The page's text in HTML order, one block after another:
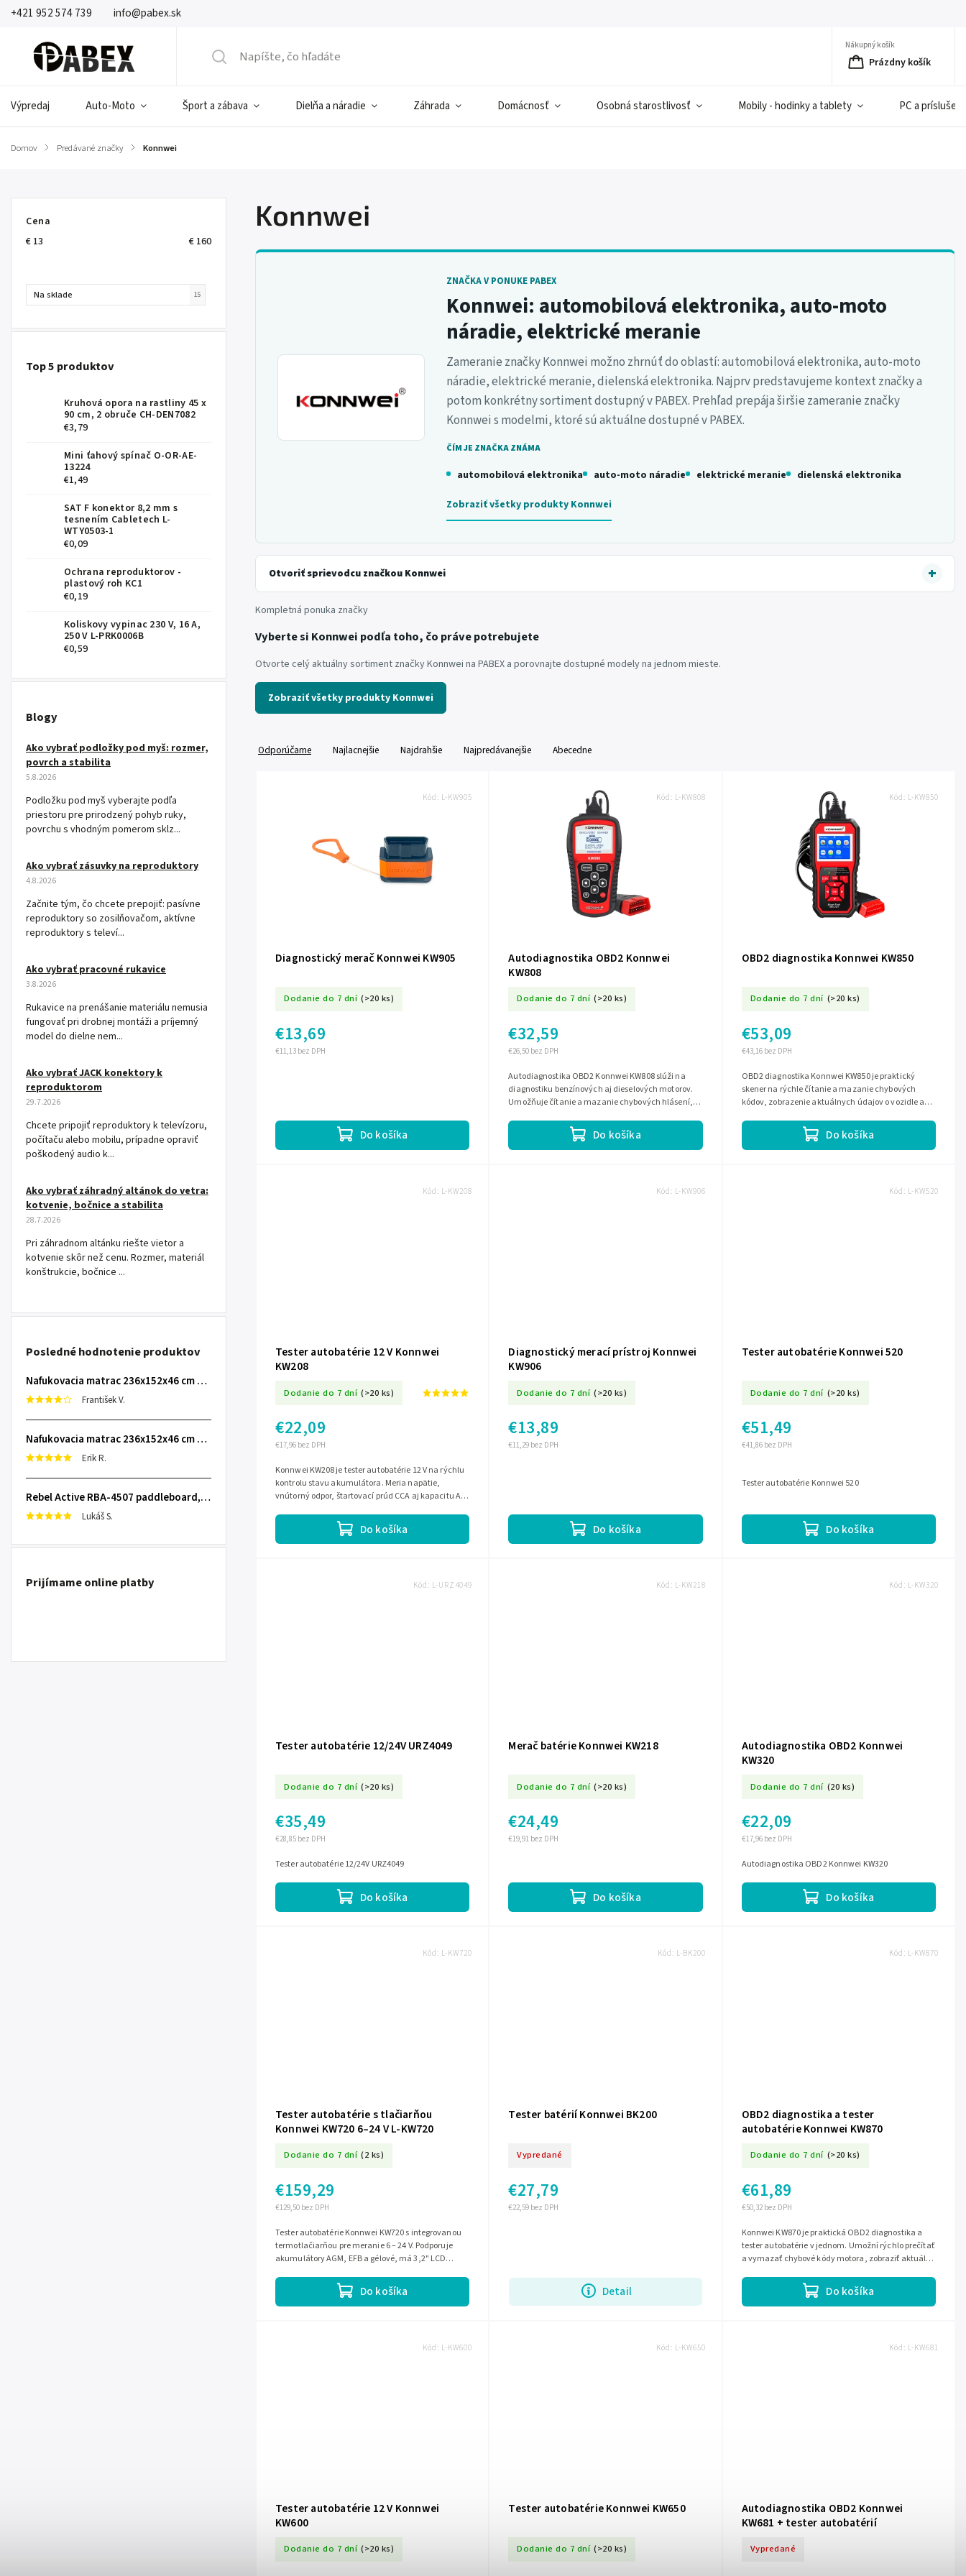
+421 952 574 739 info@pabex.sk
Nákupný košík
Prázdny košík
Výpredaj Auto-Moto Šport a zábava Dielňa a náradie Záhrada Domácnosť Osobná starostlivosť Mobily - hodinky a tablety PC a
Domov / Predávané značky / Konnwei
Cena
€ 13 € 160
Na sklade 15
Top 5 produktov
Kruhová opora na rastliny 45 x
90 cm, 2 obruče CH-DEN7082
€3,79
Mini ťahový spínač O-OR-AE-
13224
€1,49
SAT F konektor 8,2 mm s
tesnením Cabletech L-
WTY0503-1
€0,09
Ochrana reproduktorov -
plastový roh KC1
€0,19
Koliskovy vypinac 230 V, 16 A,
250 V L-PRK0006B
€0,59
Blogy
Ako vybrať podložky pod myš: rozmer,
povrch a stabilita
5.8.2026
Podložku pod myš vyberajte podľa
priestoru pre prirodzený pohyb ruky,
povrchu s vhodným pomerom sklz...
Ako vybrať zásuvky na reproduktory
4.8.2026
Začnite tým, čo chcete prepojiť: pasívne
reproduktory so zosilňovačom, aktívne
reproduktory s televí...
Ako vybrať pracovné rukavice
3.8.2026
Rukavice na prenášanie materiálu nemusia
fungovať pri drobnej montáži a príjemný
model do dielne nem...
Ako vybrať JACK konektory k
reproduktorom
29.7.2026
Chcete pripojiť reproduktory k televízoru,
počítaču alebo mobilu, prípadne opraviť
poškodený audio k...
Ako vybrať záhradný altánok do vetra:
kotvenie, bočnice a stabilita
28.7.2026
Pri záhradnom altánku riešte vietor a
kotvenie skôr než cenu. Rozmer, materiál
konštrukcie, bočnice ...
Posledné hodnotenie produktov
Nafukovacia matrac 236x152x46 cm so zabudovanou elektrickou pumpou INTEX 64448
František V.
Nafukovacia matrac 236x152x46 cm so zabudovanou elektrickou pumpou INTEX 64448
Erik R.
Rebel Active RBA-4507 paddleboard, 335 cm L-RBA-4507-OR
Lukáš S.
Prijímame online platby
Konnwei
ZNAČKA V PONUKE PABEX
Konnwei: automobilová elektronika, auto-moto
náradie, elektrické meranie
Zameranie značky Konnwei možno zhrnúť do oblastí: automobilová elektronika, auto-moto
náradie, elektrické meranie, dielenská elektronika. Najprv predstavujeme kontext značky a
potom konkrétny sortiment dostupný v PABEX. Prehľad prepája širšie zameranie značky
Konnwei s modelmi, ktoré sú aktuálne dostupné v PABEX.
ČÍM JE ZNAČKA ZNÁMA
automobilová elektronika auto-moto náradie elektrické meranie dielenská elektronika
Zobraziť všetky produkty Konnwei
Otvoriť sprievodcu značkou Konnwei
Kompletná ponuka značky
Vyberte si Konnwei podľa toho, čo práve potrebujete
Otvorte celý aktuálny sortiment značky Konnwei na PABEX a porovnajte dostupné modely na jednom mieste.
Zobraziť všetky produkty Konnwei
Odporúčame Najlacnejšie Najdrahšie Najpredávanejšie Abecedne
Diagnostický merač Konnwei KW905
Dodanie do 7 dní (>20 ks)
€11,13 bez DPH
€13,69
Do košíka
Kód: L-KW905
Autodiagnostika OBD2 Konnwei
KW808
Dodanie do 7 dní (>20 ks)
€26,50 bez DPH
€32,59
Do košíka
Autodiagnostika OBD2 Konnwei KW808 slúži na
diagnostiku benzínových aj dieselových motorov.
Umožňuje čítanie a mazanie chybových hlásení,
Kód: L-KW808
OBD2 diagnostika Konnwei KW850
Dodanie do 7 dní (>20 ks)
€43,16 bez DPH
€53,09
Do košíka
OBD2 diagnostika Konnwei KW850 je praktický
skener na rýchle čítanie a mazanie chybových
kódov, zobrazenie aktuálnych údajov o vozidle a
Kód: L-KW850
Tester autobatérie 12 V Konnwei
KW208
Dodanie do 7 dní (>20 ks)
€17,96 bez DPH
€22,09
Do košíka
Konnwei KW208 je tester autobatérie 12 V na rýchlu
kontrolu stavu akumulátora. Meria napätie,
vnútorný odpor, štartovací prúd CCA aj kapacitu Ah
Kód: L-KW208
Diagnostický merací prístroj Konnwei
KW906
Dodanie do 7 dní (>20 ks)
€11,29 bez DPH
€13,89
Do košíka
Kód: L-KW906
Tester autobatérie Konnwei 520
Dodanie do 7 dní (>20 ks)
€41,86 bez DPH
€51,49
Do košíka
Tester autobatérie Konnwei 520
Kód: L-KW520
Tester autobatérie 12/24V URZ4049
Dodanie do 7 dní (>20 ks)
€28,85 bez DPH
€35,49
Do košíka
Tester autobatérie 12/24V URZ4049
Kód: L-URZ4049
Merač batérie Konnwei KW218
Dodanie do 7 dní (>20 ks)
€19,91 bez DPH
€24,49
Do košíka
Kód: L-KW218
Autodiagnostika OBD2 Konnwei
KW320
Dodanie do 7 dní (20 ks)
€17,96 bez DPH
€22,09
Do košíka
Autodiagnostika OBD2 Konnwei KW320
Kód: L-KW320
Tester autobatérie s tlačiarňou
Konnwei KW720 6–24 V L-KW720
Dodanie do 7 dní (2 ks)
€129,50 bez DPH
€159,29
Do košíka
Tester autobatérie Konnwei KW720 s integrovanou
termotlačiarňou pre meranie 6 – 24 V. Podporuje
akumulátory AGM, EFB a gélové, má 3,2" LCD
Kód: L-KW720
Tester batérií Konnwei BK200
Vypredané
€22,59 bez DPH
€27,79
Detail
Kód: L-BK200
OBD2 diagnostika a tester
autobatérie Konnwei KW870
Dodanie do 7 dní (>20 ks)
€50,32 bez DPH
€61,89
Do košíka
Konnwei KW870 je praktická OBD2 diagnostika a
tester autobatérie v jednom. Umožní rýchlo prečítať
a vymazať chybové kódy motora, zobraziť aktuálne
Kód: L-KW870
Tester autobatérie 12 V Konnwei
KW600
Dodanie do 7 dní (>20 ks)
Kód: L-KW600
Tester autobatérie Konnwei KW650
Dodanie do 7 dní (>20 ks)
Kód: L-KW650
Autodiagnostika OBD2 Konnwei
KW681 + tester autobatérií
Vypredané
Kód: L-KW681